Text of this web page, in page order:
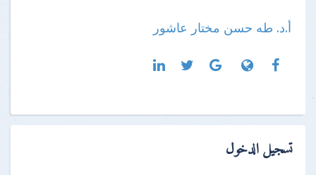
أ.د. طه حسن مختار عاشور
تسجيل الدخول